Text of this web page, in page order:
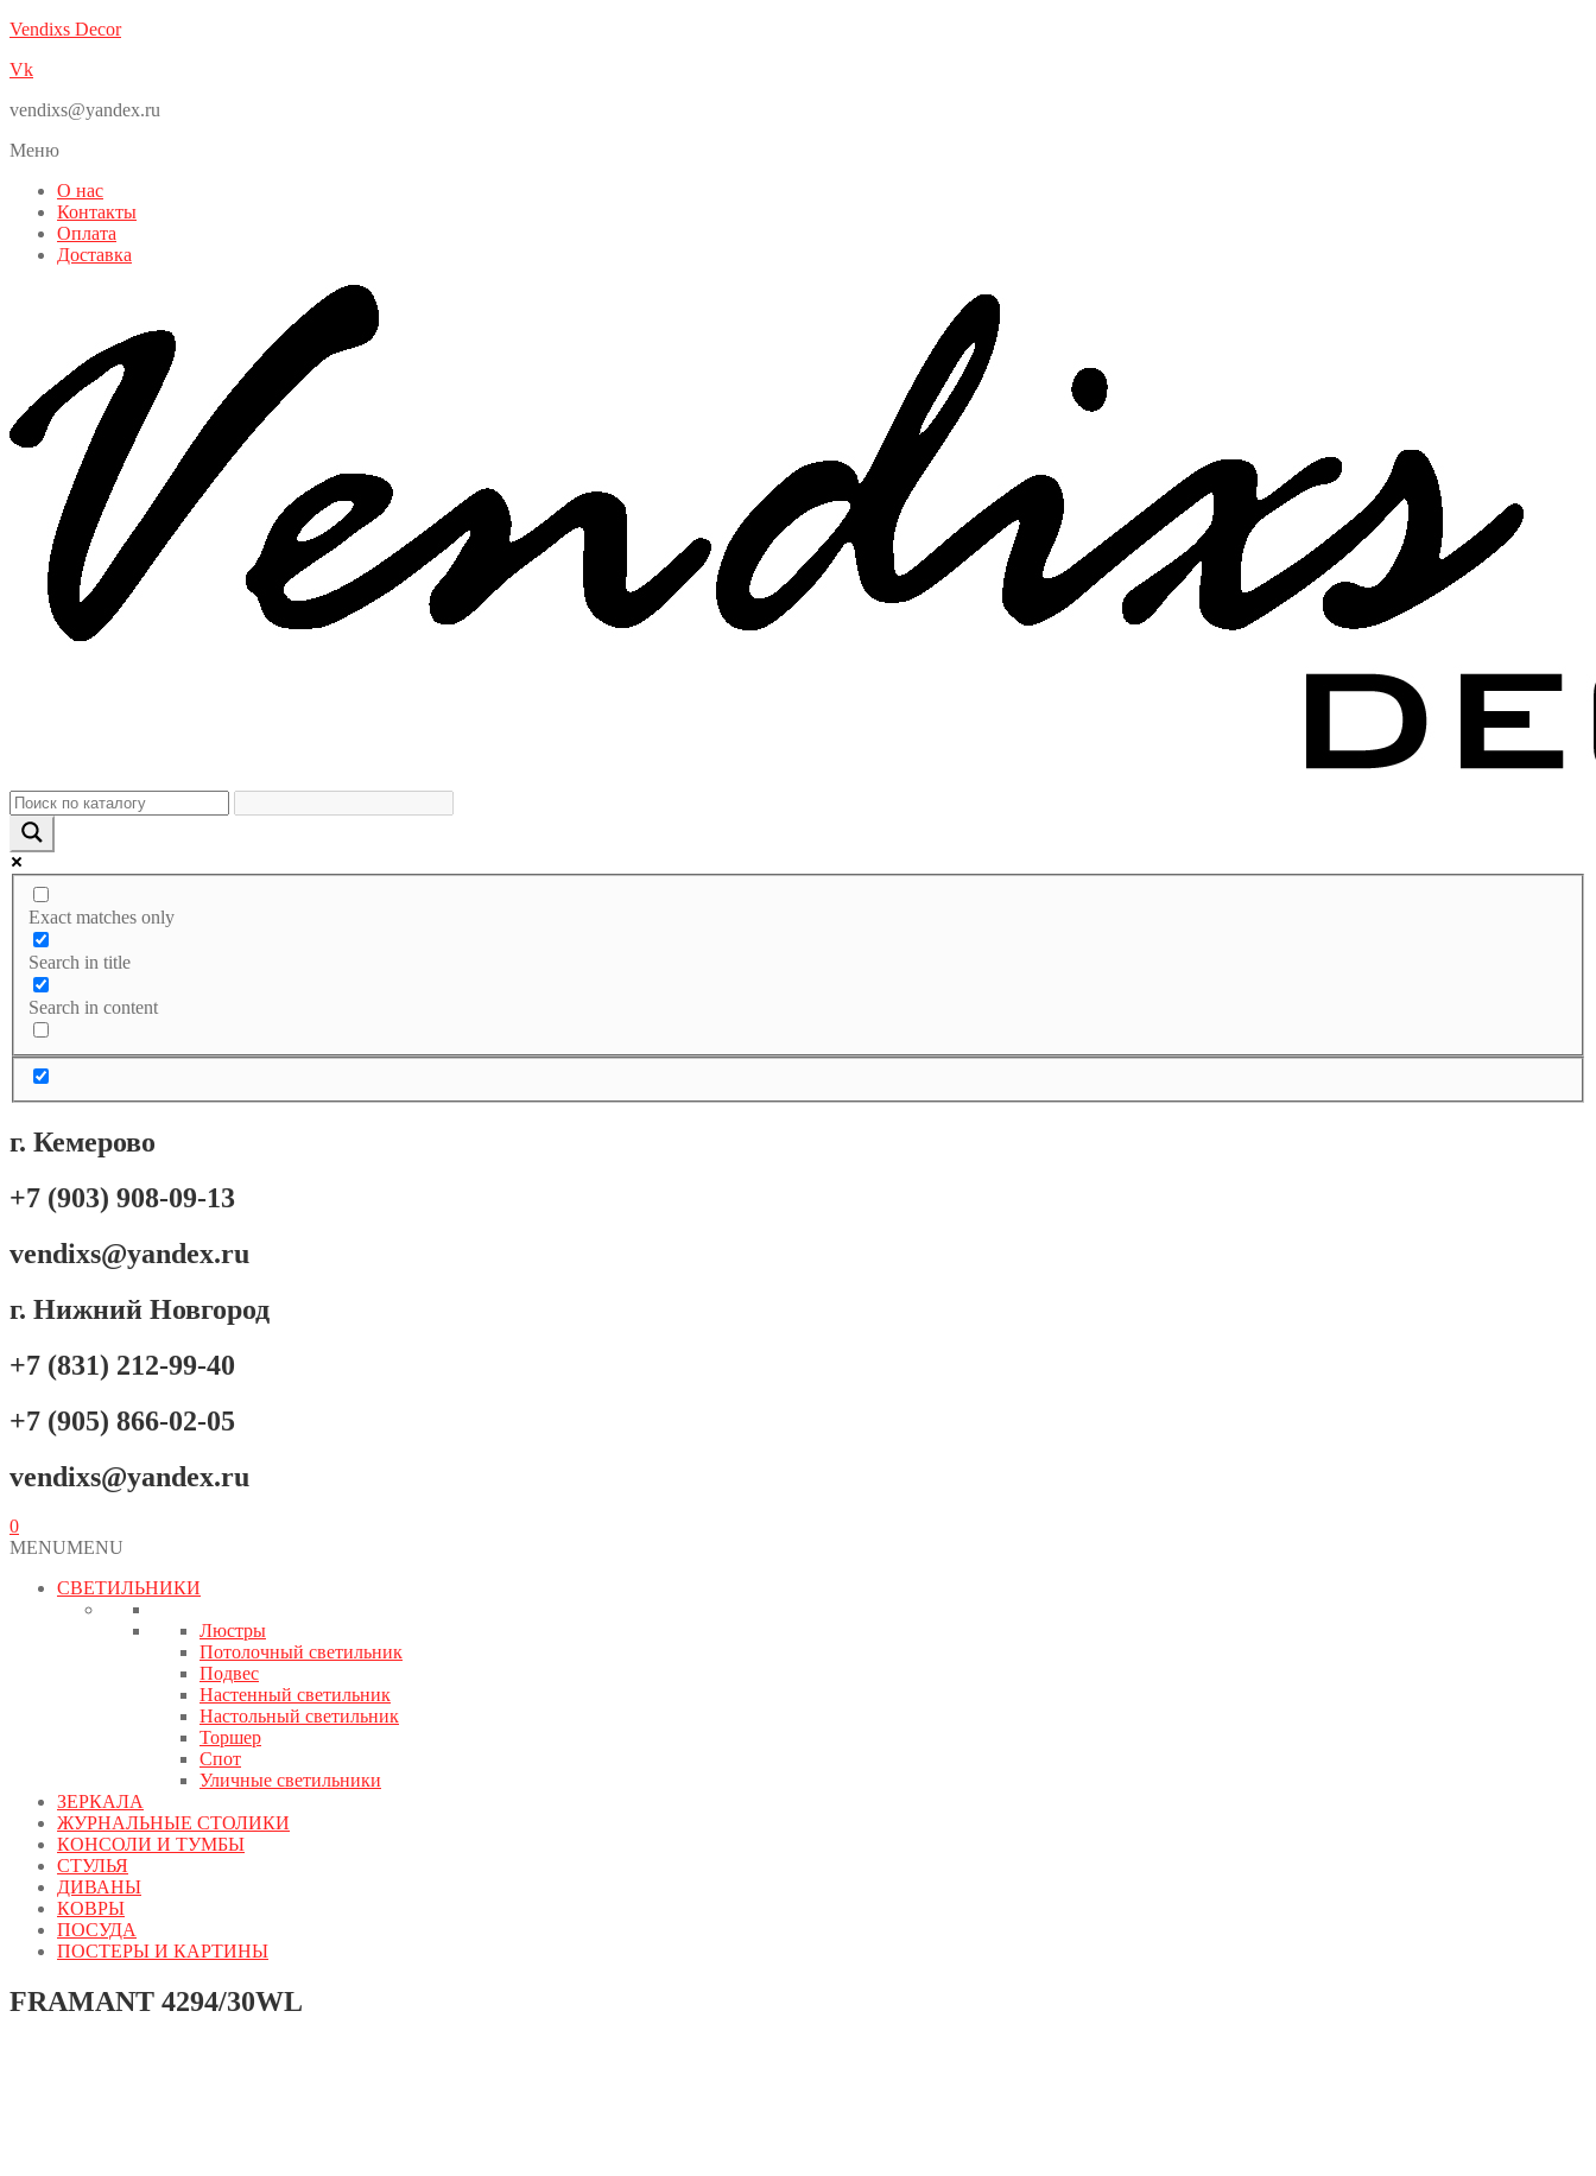
Vendixs Decor
Vk
vendixs@yandex.ru
Меню
О нас
Контакты
Оплата
Доставка
Exact matches only
Search in title
Search in content
г. Кемерово
+7 (903) 908-09-13
vendixs@yandex.ru
г. Нижний Новгород
+7 (831) 212-99-40
+7 (905) 866-02-05
vendixs@yandex.ru
0
MENUMENU
СВЕТИЛЬНИКИ
Люстры
Потолочный светильник
Подвес
Настенный светильник
Настольный светильник
Торшер
Спот
Уличные светильники
ЗЕРКАЛА
ЖУРНАЛЬНЫЕ СТОЛИКИ
КОНСОЛИ И ТУМБЫ
СТУЛЬЯ
ДИВАНЫ
КОВРЫ
ПОСУДА
ПОСТЕРЫ И КАРТИНЫ
FRAMANT 4294/30WL